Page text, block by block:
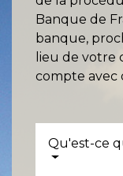
Banque de
banque,
lieu de votre
compte avec
Qu'est-ce